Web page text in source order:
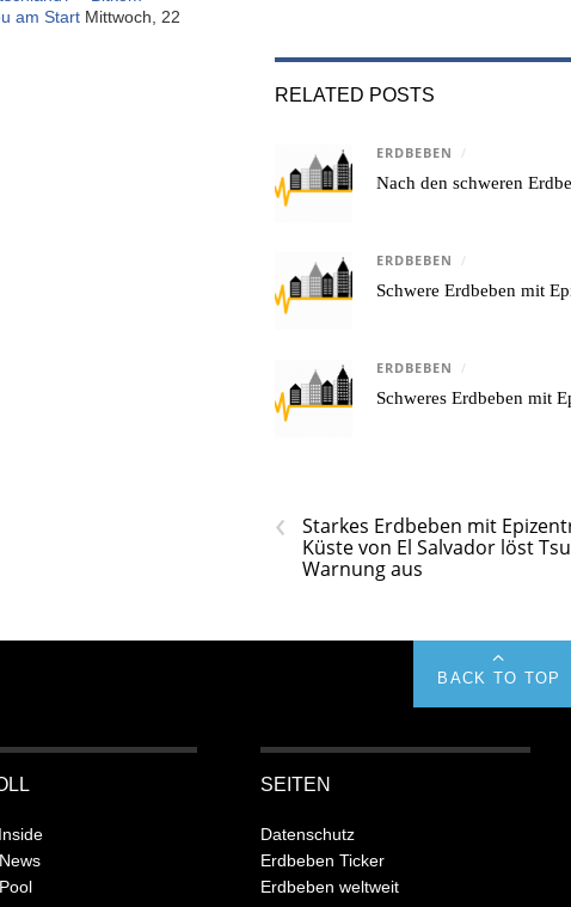
RELATED POSTS
ERDBEBEN /
Nach den schweren
ERDBEBEN /
Schwere Erdbeben mit
ERDBEBEN /
Schweres Erdbeben mit
‹
Starkes Erdbeben mit
Küste von El Salvador löst
Warnung aus
am Start Mittwoch, 22
BACK TO TOP
SEITEN
Datenschutz
Erdbeben Ticker
Erdbeben weltweit